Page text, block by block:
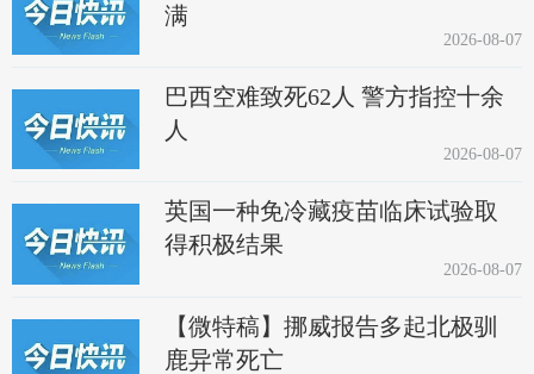
满
2026-08-07
巴西空难致死62人 警方指控十余
人
2026-08-07
英国一种免冷藏疫苗临床试验取
得积极结果
2026-08-07
【微特稿】挪威报告多起北极驯
鹿异常死亡